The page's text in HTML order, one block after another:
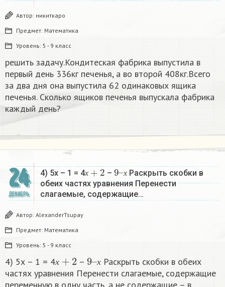
Автор: никиткаро
Предмет: Математика
Уровень: 5 - 9 класс
решить задачу.Кондитеская фабрика выпустила в
первый день 336кг печенья, а во второй 408кг.Всего
за два дня она выпустила 62 одинаковых ящика
печенья. Сколько ящиков печенья выпускала фабрика
каждый день?
24
ДЕКАБРЬ
4) 5х – 1 = 4х
х+2
– х
9–
х
Раскрыть скобки в
обеих частях уравнения Перенести
слагаемые, содержащие…
Автор: AlexanderTsupay
Предмет: Математика
Уровень: 5 - 9 класс
4) 5х – 1 = 4х – х
9х
Раскрыть скобки в обеих
частях уравнения Перенести слагаемые, содержащие